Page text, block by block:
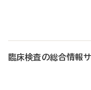
臨床検査の総合情報サ